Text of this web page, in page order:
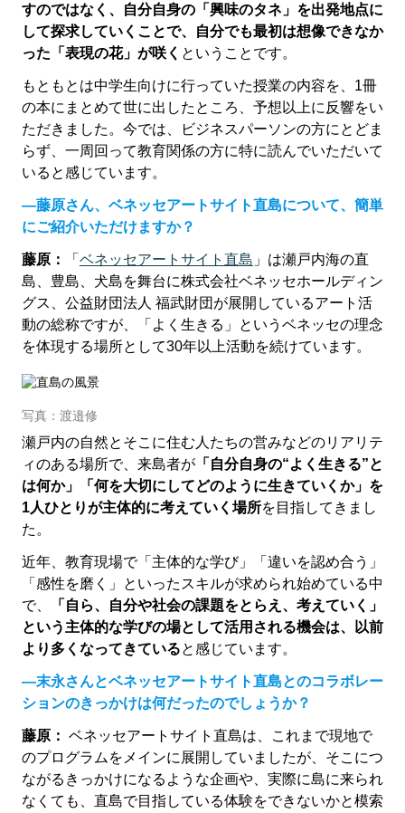
すのではなく、自分自身の「興味のタネ」を出発地点に
して探求していくことで、自分でも最初は想像できなか
った「表現の花」が咲く ということです。
もともとは中学生向けに行っていた授業の内容を、1冊
の本にまとめて世に出したところ、予想以上に反響をい
ただきました。今では、ビジネスパーソンの方にとどま
らず、一周回って教育関係の方に特に読んでいただいて
いると感じています。
―藤原さん、ベネッセアートサイト直島について、簡単
にご紹介いただけますか？
藤原：
「ベネッセアートサイト直島 」は瀬戸内海の直
島、豊島、犬島を舞台に株式会社ベネッセホールディン
グス、公益財団法人 福武財団が展開しているアート活
動の総称ですが、「よく生きる」というベネッセの理念
を体現する場所として30年以上活動を続けています。
写真：渡邉修
瀬戸内の自然とそこに住む人たちの営みなどのリアリテ
ィのある場所で、来島者が「自分自身の“よく生きる”と
は何か」「何を大切にしてどのように生きていくか」を
1人ひとりが主体的に考えていく場所を目指してきまし
た。
近年、教育現場で「主体的な学び」「違いを認め合う」
「感性を磨く」といったスキルが求められ始めている中
で、
「自ら、自分や社会の課題をとらえ、考えていく」
という主体的な学びの場として活用される機会は、以前
より多くなってきていると感じています。
―末永さんとベネッセアートサイト直島とのコラボレー
ションのきっかけは何だったのでしょうか？
藤原： ベネッセアートサイト直島は、これまで現地で
のプログラムをメインに展開していましたが、そこにつ
ながるきっかけになるような企画や、実際に島に来られ
なくても、直島で目指している体験をできないかと模索